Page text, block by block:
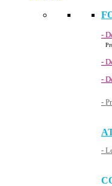
-
-
-
-
-